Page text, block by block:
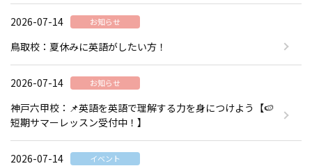
2026-07-14 お知らせ
鳥取校：夏休みに英語がしたい方！
2026-07-14 お知らせ
神戸六甲校：📌英語を英語で理解する力を身につけよう【🍉
短期サマーレッスン受付中！】
2026-07-14 イベント